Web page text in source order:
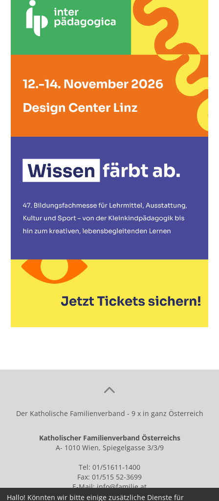
Der Katholische Familienverband - 9 x in ganz Österreich
Katholischer Familienverband Österreichs
A- 1010 Wien, Spiegelgasse 3/3/9
Tel: 01/51611-1400
Fax: 01/515 52-3699
E-Mail:info@familie.at
Hallo! Könnten wir bitte einige zusätzliche Dienste für